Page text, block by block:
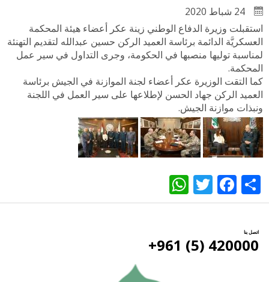
استقبلت وزيرة الدفاع الوطني زينة عكر أعضاء هيئة المحكمة
العسكريَّة الدائمة برئاسة العميد الركن حسين عبدالله لتقديم التهنئة
لمناسبة توليها منصبها في الحكومة، وجرى التداول في سير عمل
المحكمة.
كما التقت الوزيرة عكر أعضاء لجنة الموازنة في الجيش برئاسة
العميد الركن جهاد الحسن لإطلاعها على سير العمل في اللجنة
ونبذات موازنة الجيش.
Share
Facebook
Twitter
اتصل بنا
420000 (5) 961+